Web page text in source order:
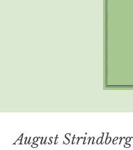
August Strindberg